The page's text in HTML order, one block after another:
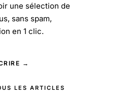
une sélection de
sans spam,
en 1 clic.
→
LES ARTICLES